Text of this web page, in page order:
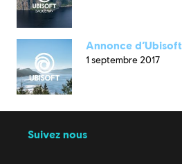
Annonce d’Ubisoft
1 septembre 2017
Suivez nous